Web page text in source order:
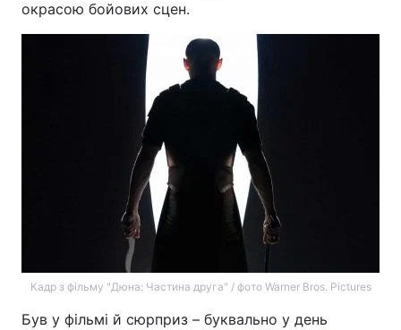
окрасою бойових сцен.
Кадр з фільму "Дюна: Частина друга" / фото Warner Bros. Pictures
Був у фільмі й сюрприз – буквально у день